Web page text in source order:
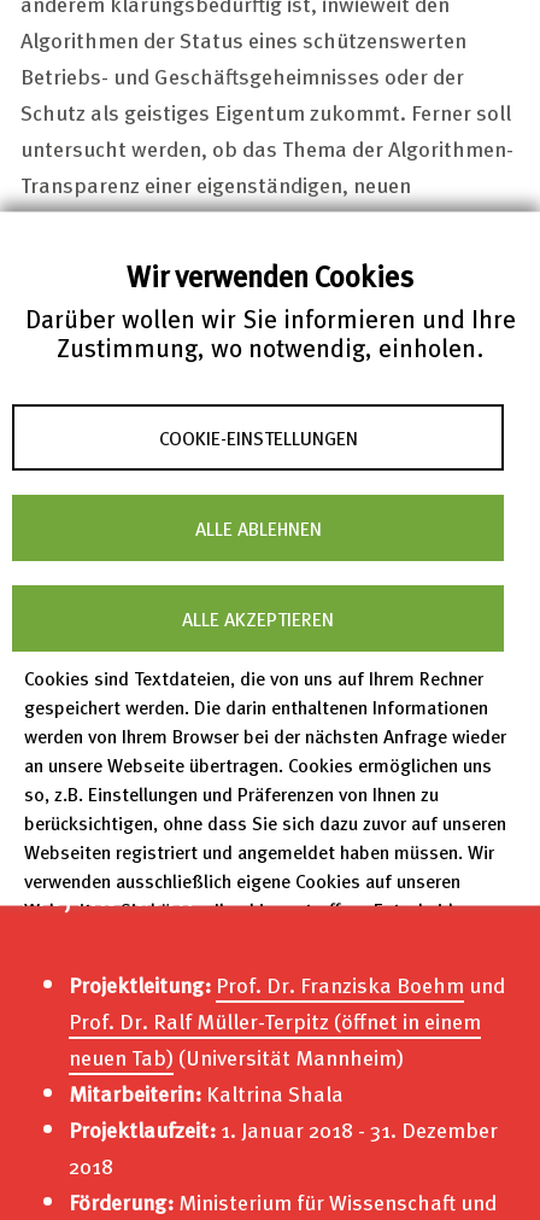
Wir verwenden Cookies
Darüber wollen wir Sie informieren und Ihre
Zustimmung, wo notwendig, einholen.
COOKIE-EINSTELLUNGEN
ALLE ABLEHNEN
ALLE AKZEPTIEREN
Cookies sind Textdateien, die von uns auf Ihrem Rechner
gespeichert werden. Die darin enthaltenen Informationen
werden von Ihrem Browser bei der nächsten Anfrage wieder
an unsere Webseite übertragen. Cookies ermöglichen uns
so, z.B. Einstellungen und Präferenzen von Ihnen zu
berücksichtigen, ohne dass Sie sich dazu zuvor auf unseren
Webseiten registriert und angemeldet haben müssen. Wir
verwenden ausschließlich eigene Cookies auf unseren
Webseiten. Sie können Ihre hier getroffene Entscheidung
Datenschutzerklärung
Impressum
Algorithmen der Status eines schützenswerten
Betriebs- und Geschäftsgeheimnisses oder der
Schutz als geistiges Eigentum zukommt. Ferner soll
untersucht werden, ob das Thema der Algorithmen-
Transparenz einer eigenständigen, neuen
Regulierung bedarf oder bereits bestehendes Recht,
insbesondere das Wettbewerbs- und
Lauterkeitsrecht ausreicht, um die gewünschte
Transparenz zu erreichen. Bei der Beantwortung der
aufgeworfenen Fragen hängen Recht und Technik in
einem stärkeren Maße zusammen, da jede rechtliche
Regelung der technischen Sinnhaftigkeit
entsprechen muss.
Das Projekt ist eine Kooperation zwischen FIZ
Karlsruhe und der Universität Mannheim.
Projektdaten
Projektleitung: Prof. Dr. Franziska Boehm und
Prof. Dr. Ralf Müller-Terpitz (öffnet in einem
neuen Tab) (Universität Mannheim)
Mitarbeiterin: Kaltrina Shala
Projektlaufzeit:1. Januar 2018 - 31. Dezember
2018
Förderung:Ministerium für Wissenschaft und